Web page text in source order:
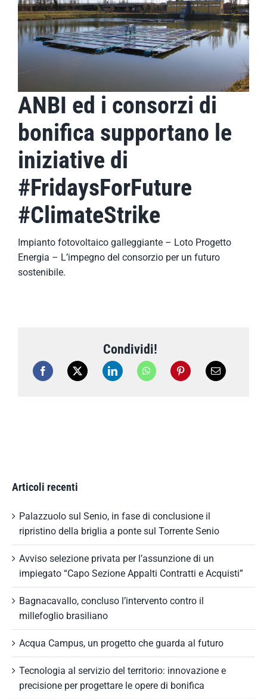
ANBI ed i consorzi di
bonifica supportano le
iniziative di
#FridaysForFuture
#ClimateStrike
Impianto fotovoltaico galleggiante – Loto Progetto
Energia – L’impegno del consorzio per un futuro
sostenibile.
Condividi!
Articoli recenti
Palazzuolo sul Senio, in fase di conclusione il
ripristino della briglia a ponte sul Torrente Senio
Avviso selezione privata per l’assunzione di un
impiegato “Capo Sezione Appalti Contratti e Acquisti”
Bagnacavallo, concluso l’intervento contro il
millefoglio brasiliano
Acqua Campus, un progetto che guarda al futuro
Tecnologia al servizio del territorio: innovazione e
precisione per progettare le opere di bonifica